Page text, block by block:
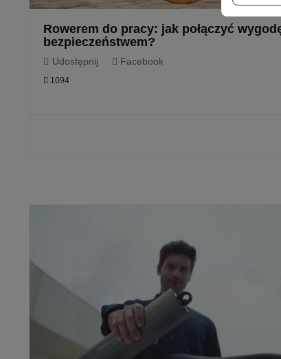
Rowerem do pracy: jak połączyć
bezpieczeństwem?
Udostępnij Facebook
1094